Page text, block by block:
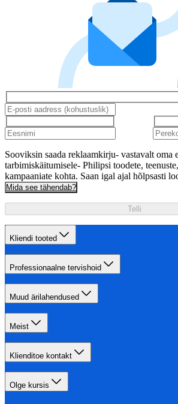
Sooviksin saada reklaamkirju- vastavalt oma
tarbimiskäitumisele- Philipsi toodete,
kampaaniate kohta. Saan igal ajal hõlpsasti
Mida see tähendab?
Telli
Kliendi tooted
Professionaalne tervishoid
Muud ärilahendused
Meist
Klienditoe kontakt
Olge kursis